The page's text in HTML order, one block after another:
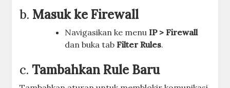
b. Masuk ke Firewall
Navigasikan ke menuIP > Firewall
dan buka tabFilter Rules.
c.Tambahkan Rule Baru